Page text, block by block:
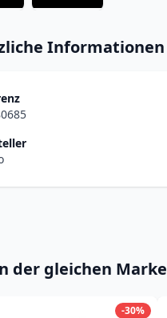
Informationen
der gleichen Marke
-30%